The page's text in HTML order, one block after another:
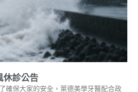
休診公告
確保大家的安全，萊德美學牙醫配合政